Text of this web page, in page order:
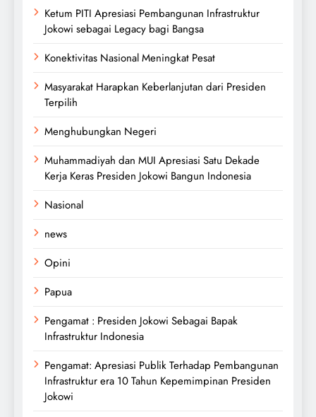
Ketum PITI Apresiasi Pembangunan Infrastruktur
Jokowi sebagai Legacy bagi Bangsa
Konektivitas Nasional Meningkat Pesat
Masyarakat Harapkan Keberlanjutan dari Presiden
Terpilih
Menghubungkan Negeri
Muhammadiyah dan MUI Apresiasi Satu Dekade
Kerja Keras Presiden Jokowi Bangun Indonesia
Nasional
news
Opini
Papua
Pengamat : Presiden Jokowi Sebagai Bapak
Infrastruktur Indonesia
Pengamat: Apresiasi Publik Terhadap Pembangunan
Infrastruktur era 10 Tahun Kepemimpinan Presiden
Jokowi